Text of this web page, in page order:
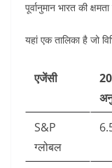
पूर्वानुमान भारत की
यहां एक तालिका है जो
एजेंसी
S&P
ग्लोबल